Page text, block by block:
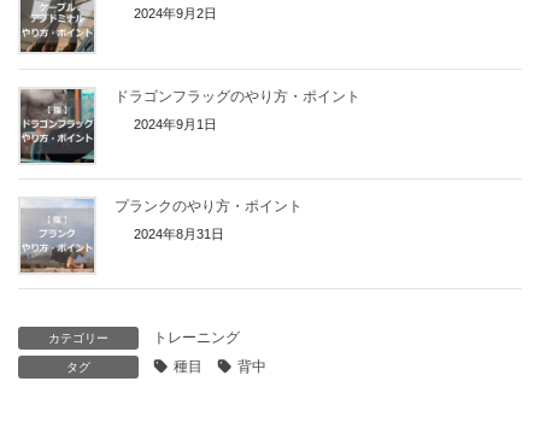
2024年9月2日
ドラゴンフラッグのやり方・ポイント
2024年9月1日
プランクのやり方・ポイント
2024年8月31日
カテゴリー トレーニング
タグ 種目 背中